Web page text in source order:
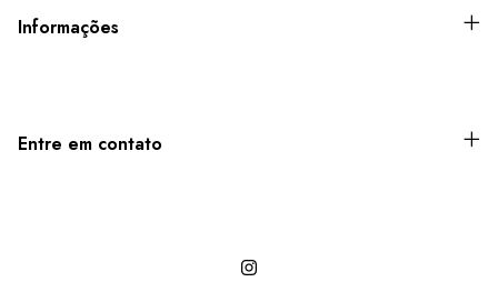
Informações
Entre em contato